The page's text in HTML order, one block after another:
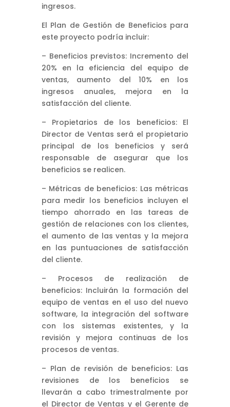
ingresos.
El Plan de Gestión de Beneficios para
este proyecto podría incluir:
– Beneficios previstos: Incremento del
20% en la eficiencia del equipo de
ventas, aumento del 10% en los
ingresos anuales, mejora en la
satisfacción del cliente.
– Propietarios de los beneficios: El
Director de Ventas será el propietario
principal de los beneficios y será
responsable de asegurar que los
beneficios se realicen.
– Métricas de beneficios: Las métricas
para medir los beneficios incluyen el
tiempo ahorrado en las tareas de
gestión de relaciones con los clientes,
el aumento de las ventas y la mejora
en las puntuaciones de satisfacción
del cliente.
– Procesos de realización de
beneficios: Incluirán la formación del
equipo de ventas en el uso del nuevo
software, la integración del software
con los sistemas existentes, y la
revisión y mejora continuas de los
procesos de ventas.
– Plan de revisión de beneficios: Las
revisiones de los beneficios se
llevarán a cabo trimestralmente por
el Director de Ventas y el Gerente de